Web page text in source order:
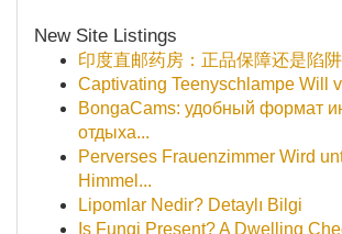
New Site Listings
印度直邮药房：正品保障还是陷阱
Captivating Teenyschlampe Will
BongaCams: удобный формат
отдыха...
Perverses Frauenzimmer Wird
Himmel...
Lipomlar Nedir? Detaylı Bilgi
Is Fungi Present? A Dwelling